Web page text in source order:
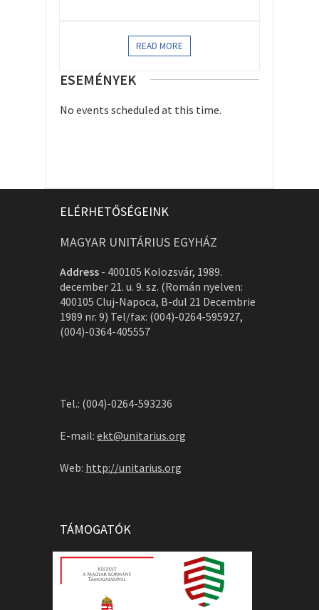
READ MORE
ESEMÉNYEK
No events scheduled at this time.
ELÉRHETŐSÉGEINK
MAGYAR UNITÁRIUS EGYHÁZ
Address - 400105 Kolozsvár, 1989.
december 21. u. 9. sz. (Román nyelven:
400105 Cluj-Napoca, B-dul 21 Decembrie
1989 nr. 9) Tel/fax: (004)-0264-595927,
(004)-0364-405557
Tel.: (004)-0264-593236
E-mail: ekt@unitarius.org
Web: http://unitarius.org
TÁMOGATÓK